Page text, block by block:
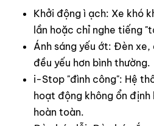
Khởi động ì ạch: Xe khó
lần hoặc chỉ nghe tiếng
Ánh sáng yếu ớt: Đèn
đều yếu hơn bình thường.
i-Stop "đình công": Hệ
hoạt động không ổn
hoàn toàn.